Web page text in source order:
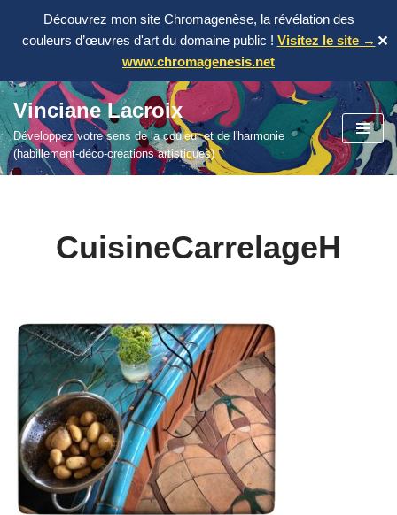
Découvrez mon site Chromagenèse, la révélation des
couleurs d’œuvres d'art du domaine public ! Visitez le site →
www.chromagenesis.net
✕
Aller
au
contenu
Vinciane Lacroix
Développez votre sens de la couleur et de l'harmonie
(habillement-déco-créations artistiques)
CuisineCarrelageH